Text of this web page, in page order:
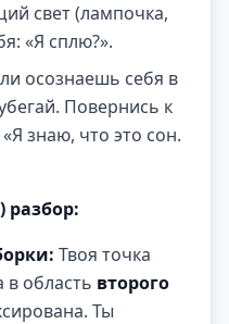
свет (лампочка,
«Я сплю?».
осознаешь себя в
Повернись к
знаю, что это сон.
разбор:
Твоя точка
область второго
Ты